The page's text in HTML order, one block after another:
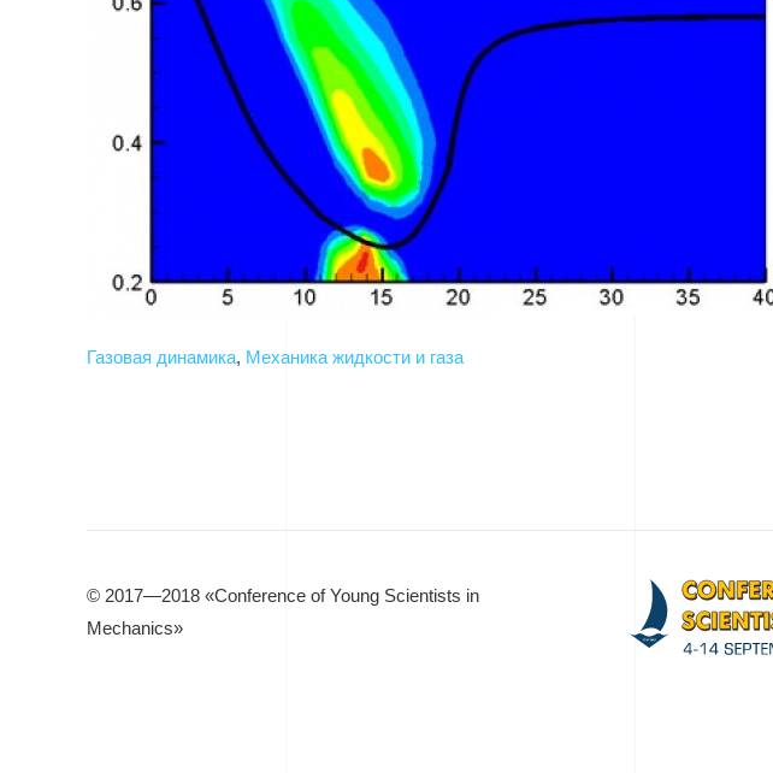
Газовая динамика, Механика жидкости и газа
© 2017—2018 «Conference of Young Scientists in
Mechanics»